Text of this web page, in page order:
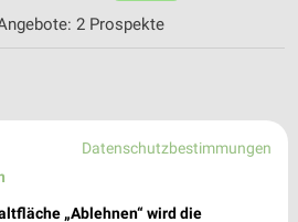
2 Prospekte
Datenschutzbestimmungen
„Ablehnen“ wird die